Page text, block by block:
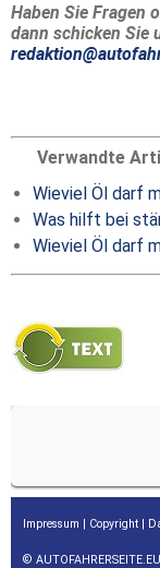
Haben Sie Fragen
dann schicken Sie
Verwandte
Wieviel Öl darf
Was hilft bei
Wieviel Öl darf
Impressum | Copyright |
©